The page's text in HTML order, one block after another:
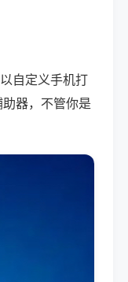
自定义手机打
器，不管你是